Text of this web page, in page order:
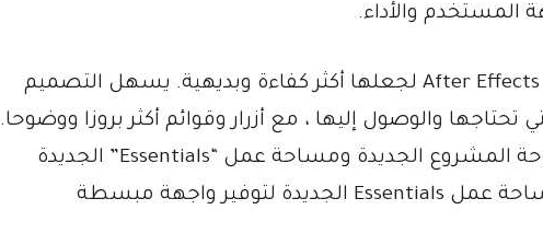
المستخدم والأداء.
تمت إعادة صياغة واجهة المستخدم الخاصة ب After Effects لجعلها أكثر كفاءة وبديهية. يسهل التصميم
تحتاجها والوصول إليها ، مع أزرار وقوائم أكثر بروزا ووضوحا.
بالإضافة إلى ذلك ، توفر الميزات الجديدة مثل لوحة المشروع الجديدة ومساحة عمل “Essentials” الجديدة
سير عمل أكثر انسيابية وتنظيما. تم تصميم مساحة عمل Essentials الجديدة لتوفير واجهة مبسطة